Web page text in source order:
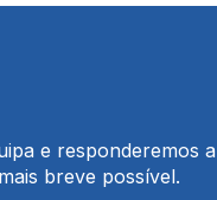
e responderemos a
breve possível.